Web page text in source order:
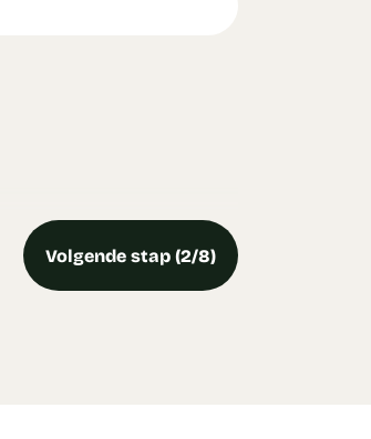
Volgende stap (2/8)